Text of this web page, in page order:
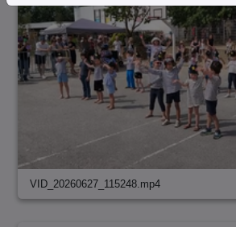
VID_20260627_115248.mp4